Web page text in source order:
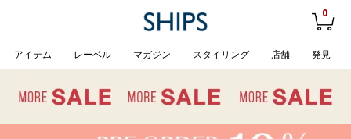
0
アイテム レーベル マガジン スタイリング 店舗 発見